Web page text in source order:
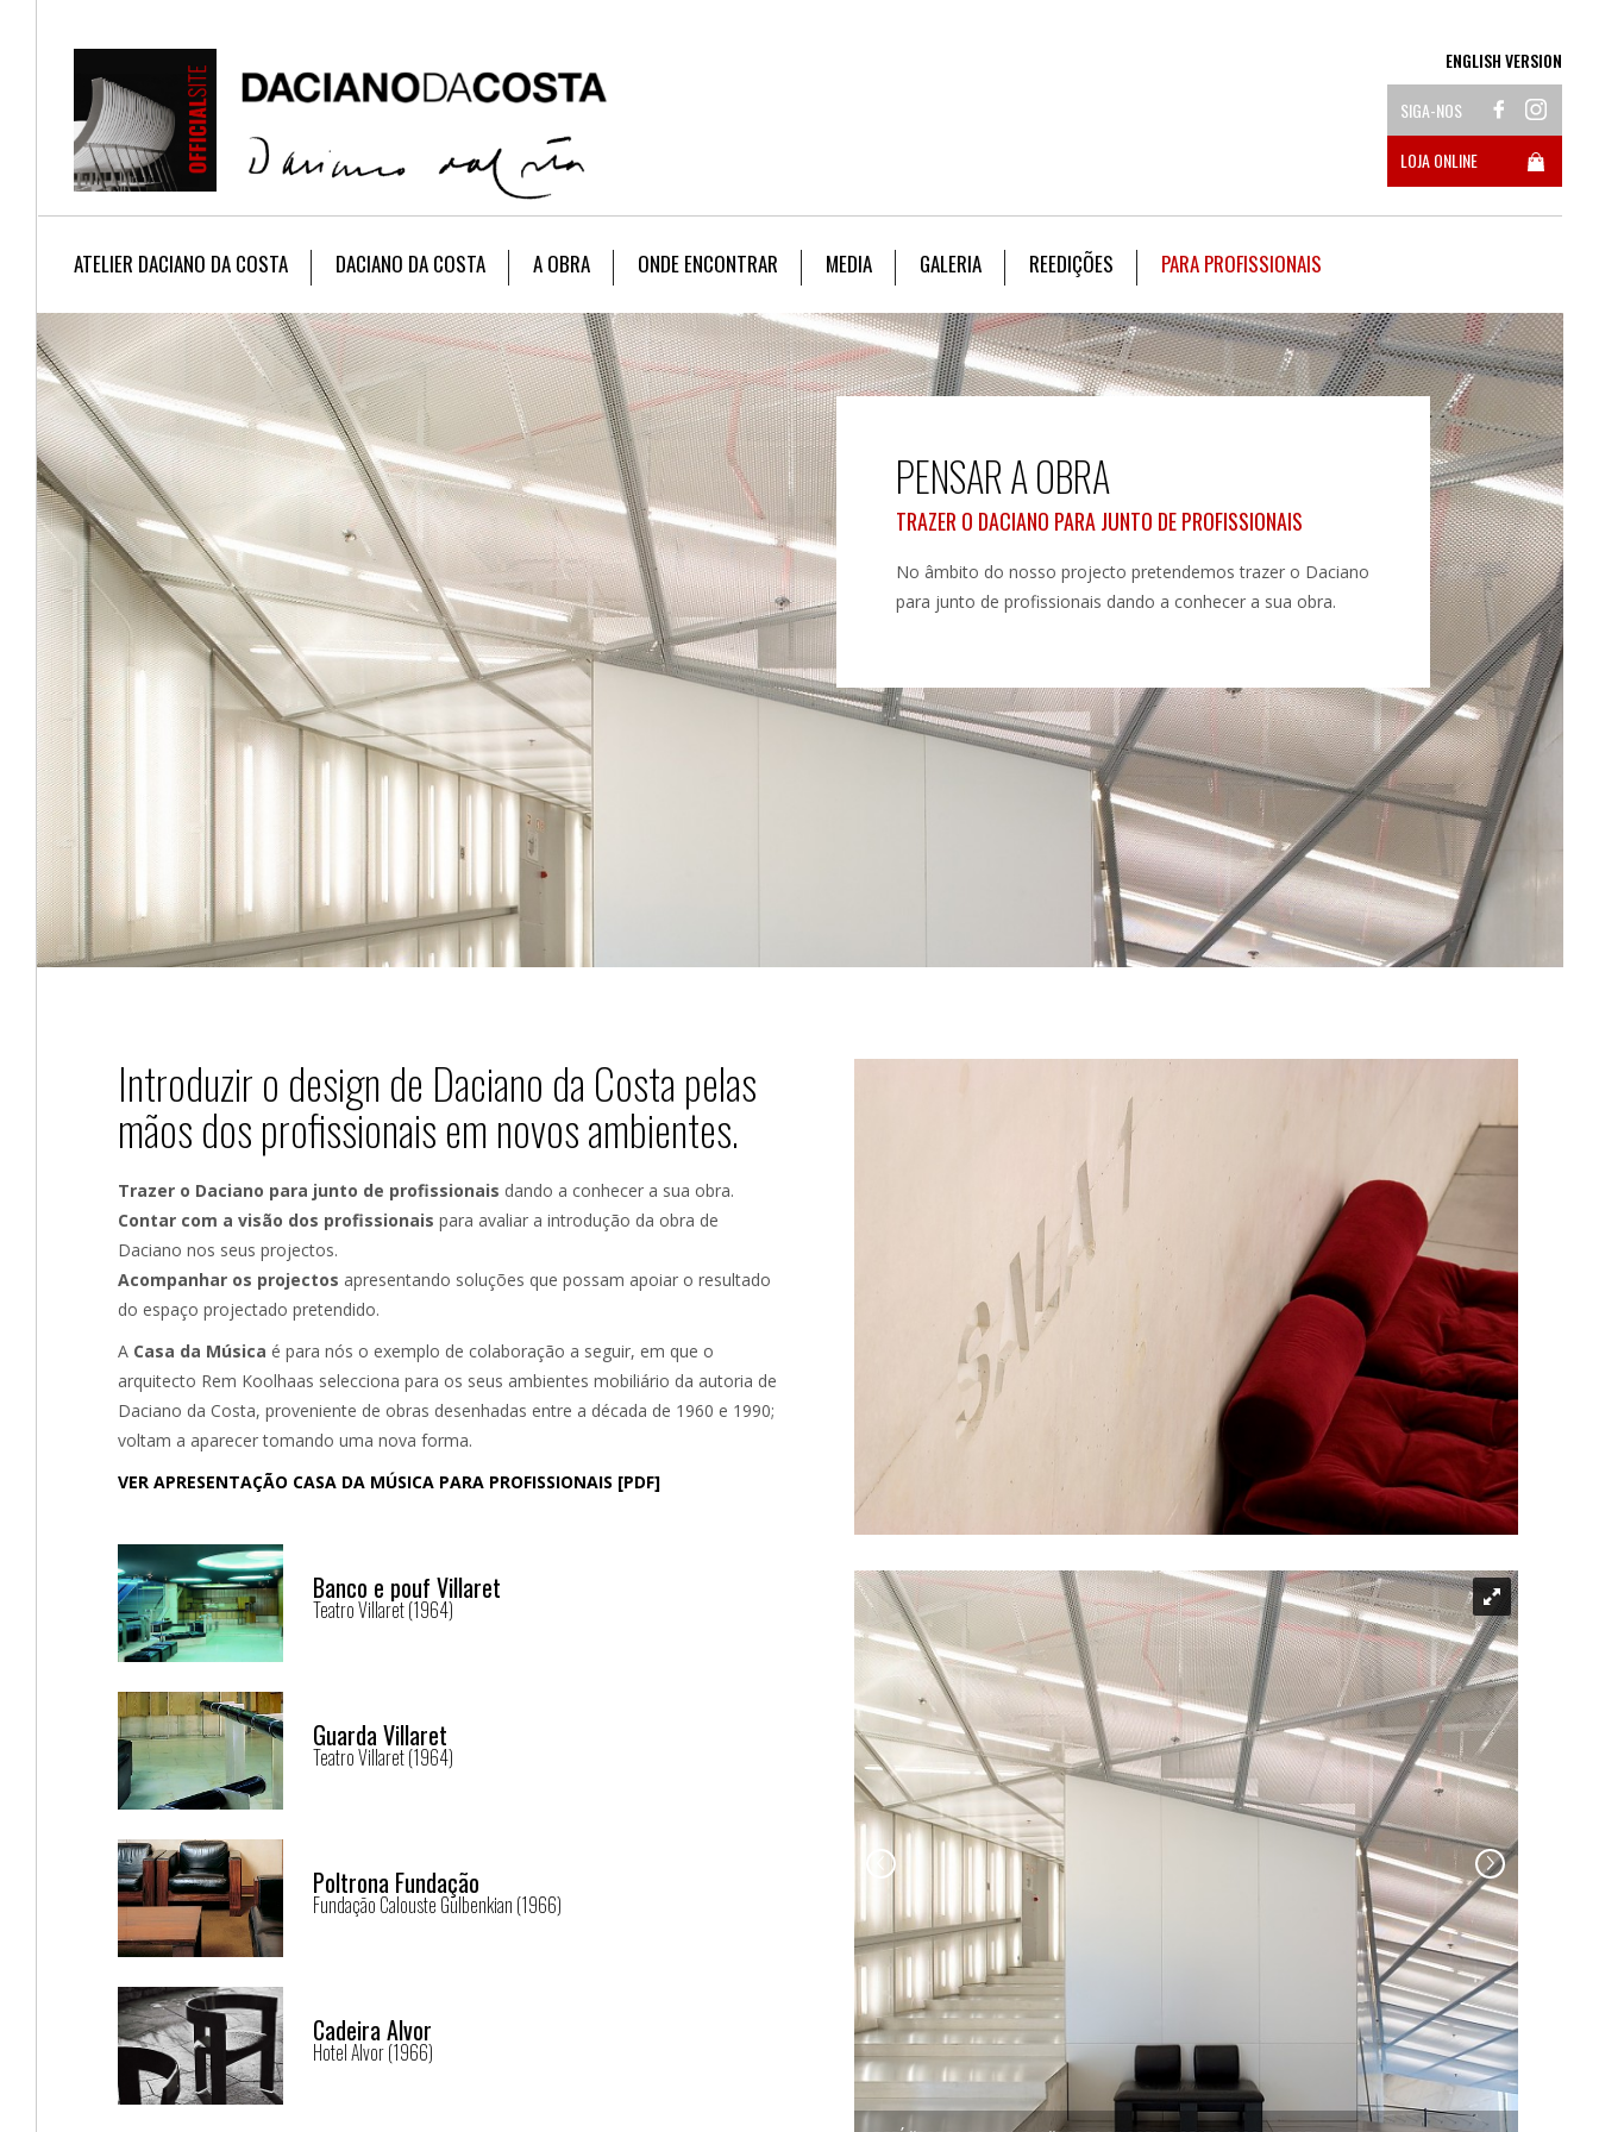
ENGLISH VERSION
SIGA-NOS
LOJA ONLINE
ATELIER DACIANO DA COSTA DACIANO DA COSTA A OBRA ONDE ENCONTRAR MEDIA GALERIA REEDIÇÕES PARA PROFISSIONAIS
PENSAR A OBRA
TRAZER O DACIANO PARA JUNTO DE PROFISSIONAIS
No âmbito do nosso projecto pretendemos trazer o Daciano
para junto de profissionais dando a conhecer a sua obra.
Introduzir o design de Daciano da Costa pelas
mãos dos profissionais em novos ambientes.
Trazer o Daciano para junto de profissionais dando a conhecer a sua obra.
Contar com a visão dos profissionais para avaliar a introdução da obra de
Daciano nos seus projectos.
Acompanhar os projectos apresentando soluções que possam apoiar o resultado
do espaço projectado pretendido.
A Casa da Música é para nós o exemplo de colaboração a seguir, em que o
arquitecto Rem Koolhaas selecciona para os seus ambientes mobiliário da autoria de
Daciano da Costa, proveniente de obras desenhadas entre a década de 1960 e 1990;
voltam a aparecer tomando uma nova forma.
VER APRESENTAÇÃO CASA DA MÚSICA PARA PROFISSIONAIS [PDF]
Banco e pouf Villaret
Teatro Villaret (1964)
Guarda Villaret
Teatro Villaret (1964)
Poltrona Fundação
Fundação Calouste Gulbenkian (1966)
Cadeira Alvor
Hotel Alvor (1966)